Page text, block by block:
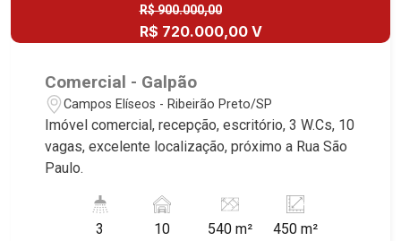
R$ 900.000,00
R$ 720.000,00 V
Comercial - Galpão
Campos Elíseos - Ribeirão Preto/SP
Imóvel comercial, recepção, escritório, 3 W.Cs, 10
vagas, excelente localização, próximo a Rua São
Paulo.
3 10 540 m² 450 m²